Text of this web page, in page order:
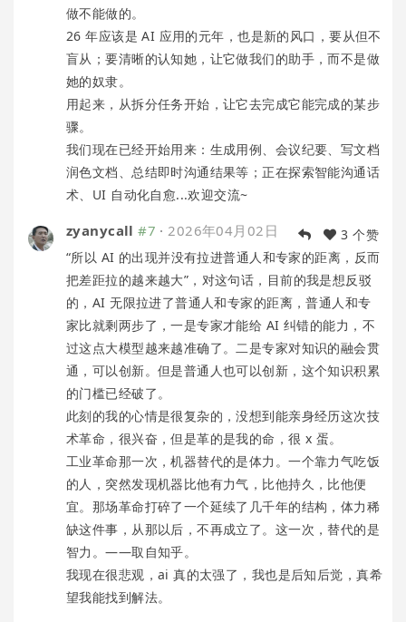
做不能做的。
26 年应该是 AI 应用的元年，也是新的风口，要从但不
盲从；要清晰的认知她，让它做我们的助手，而不是做
她的奴隶。
用起来，从拆分任务开始，让它去完成它能完成的某步
骤。
我们现在已经开始用来：生成用例、会议纪要、写文档
润色文档、总结即时沟通结果等；正在探索智能沟通话
术、UI 自动化自愈...欢迎交流~
zyanycall #7 · 2026年04月02日
3 个赞
“所以 AI 的出现并没有拉进普通人和专家的距离，反而
把差距拉的越来越大”，对这句话，目前的我是想反驳
的，AI 无限拉进了普通人和专家的距离，普通人和专
家比就剩两步了，一是专家才能给 AI 纠错的能力，不
过这点大模型越来越准确了。二是专家对知识的融会贯
通，可以创新。但是普通人也可以创新，这个知识积累
的门槛已经破了。
此刻的我的心情是很复杂的，没想到能亲身经历这次技
术革命，很兴奋，但是革的是我的命，很 x 蛋。
工业革命那一次，机器替代的是体力。一个靠力气吃饭
的人，突然发现机器比他有力气，比他持久，比他便
宜。那场革命打碎了一个延续了几千年的结构，体力稀
缺这件事，从那以后，不再成立了。这一次，替代的是
智力。——取自知乎。
我现在很悲观，ai 真的太强了，我也是后知后觉，真希
望我能找到解法。